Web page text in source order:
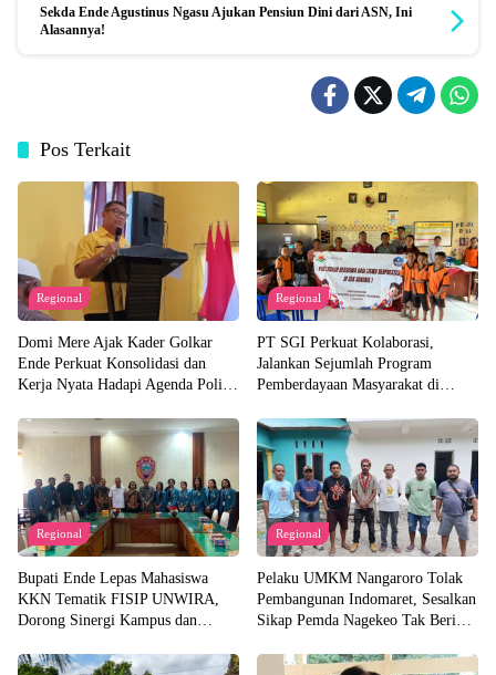
Sekda Ende Agustinus Ngasu Ajukan Pensiun Dini dari ASN, Ini
Alasannya!
Pos Terkait
Regional
Domi Mere Ajak Kader Golkar
Ende Perkuat Konsolidasi dan
Kerja Nyata Hadapi Agenda Politik
Regional
PT SGI Perkuat Kolaborasi,
Jalankan Sejumlah Program
Pemberdayaan Masyarakat di
Regional
Bupati Ende Lepas Mahasiswa
KKN Tematik FISIP UNWIRA,
Dorong Sinergi Kampus dan
Regional
Pelaku UMKM Nangaroro Tolak
Pembangunan Indomaret, Sesalkan
Sikap Pemda Nagekeo Tak Beri